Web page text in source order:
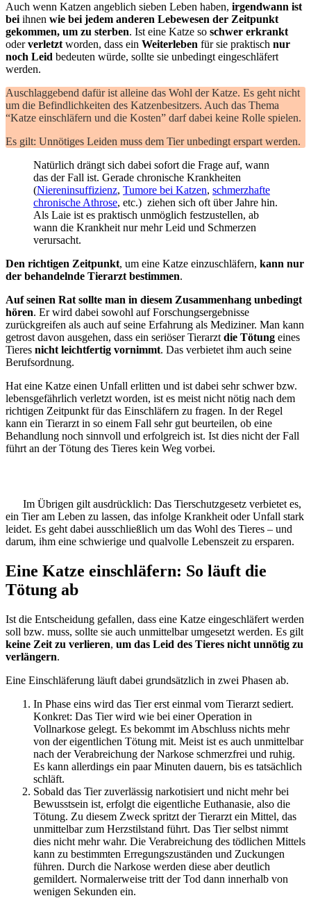
Auch wenn Katzen angeblich sieben Leben haben, irgendwann ist
bei ihnen wie bei jedem anderen Lebewesen der Zeitpunkt
gekommen, um zu sterben. Ist eine Katze so schwer erkrankt
oderverletzt worden, dass ein Weiterleben für sie praktisch nur
noch Leid bedeuten würde, sollte sie unbedingt eingeschläfert
werden.
Auschlaggebend dafür ist alleine das Wohl der Katze. Es geht nicht
um die Befindlichkeiten des Katzenbesitzers. Auch das Thema
“Katze einschläfern und die Kosten” darf dabei keine Rolle spielen.
Es gilt: Unnötiges Leiden muss dem Tier unbedingt erspart werden.
Natürlich drängt sich dabei sofort die Frage auf, wann
das der Fall ist. Gerade chronische Krankheiten
(Niereninsuffizienz, Tumore bei Katzen, schmerzhafte
chronische Athrose, etc.) ziehen sich oft über Jahre hin.
Als Laie ist es praktisch unmöglich festzustellen, ab
wann die Krankheit nur mehr Leid und Schmerzen
verursacht.
Den richtigen Zeitpunkt, um eine Katze einzuschläfern, kann nur
der behandelnde Tierarzt bestimmen.
Auf seinen Rat sollte man in diesem Zusammenhang unbedingt
hören. Er wird dabei sowohl auf Forschungsergebnisse
zurückgreifen als auch auf seine Erfahrung als Mediziner. Man kann
getrost davon ausgehen, dass ein seriöser Tierarzt die Tötung eines
Tieres nicht leichtfertig vornimmt. Das verbietet ihm auch seine
Berufsordnung.
Hat eine Katze einen Unfall erlitten und ist dabei sehr schwer bzw.
lebensgefährlich verletzt worden, ist es meist nicht nötig nach dem
richtigen Zeitpunkt für das Einschläfern zu fragen. In der Regel
kann ein Tierarzt in so einem Fall sehr gut beurteilen, ob eine
Behandlung noch sinnvoll und erfolgreich ist. Ist dies nicht der Fall
führt an der Tötung des Tieres kein Weg vorbei.
Im Übrigen gilt ausdrücklich: Das Tierschutzgesetz verbietet es,
ein Tier am Leben zu lassen, das infolge Krankheit oder Unfall stark
leidet. Es geht dabei ausschließlich um das Wohl des Tieres – und
darum, ihm eine schwierige und qualvolle Lebenszeit zu ersparen.
Eine Katze einschläfern: So läuft die
Tötung ab
Ist die Entscheidung gefallen, dass eine Katze eingeschläfert werden
soll bzw. muss, sollte sie auch unmittelbar umgesetzt werden. Es gilt
keine Zeit zu verlieren, um das Leid des Tieres nicht unnötig zu
verlängern.
Eine Einschläferung läuft dabei grundsätzlich in zwei Phasen ab.
In Phase eins wird das Tier erst einmal vom Tierarzt sediert.
Konkret: Das Tier wird wie bei einer Operation in
Vollnarkose gelegt. Es bekommt im Abschluss nichts mehr
von der eigentlichen Tötung mit. Meist ist es auch unmittelbar
nach der Verabreichung der Narkose schmerzfrei und ruhig.
Es kann allerdings ein paar Minuten dauern, bis es tatsächlich
schläft.
Sobald das Tier zuverlässig narkotisiert und nicht mehr bei
Bewusstsein ist, erfolgt die eigentliche Euthanasie, also die
Tötung. Zu diesem Zweck spritzt der Tierarzt ein Mittel, das
unmittelbar zum Herzstilstand führt. Das Tier selbst nimmt
dies nicht mehr wahr. Die Verabreichung des tödlichen Mittels
kann zu bestimmten Erregungszuständen und Zuckungen
führen. Durch die Narkose werden diese aber deutlich
gemildert. Normalerweise tritt der Tod dann innerhalb von
wenigen Sekunden ein.